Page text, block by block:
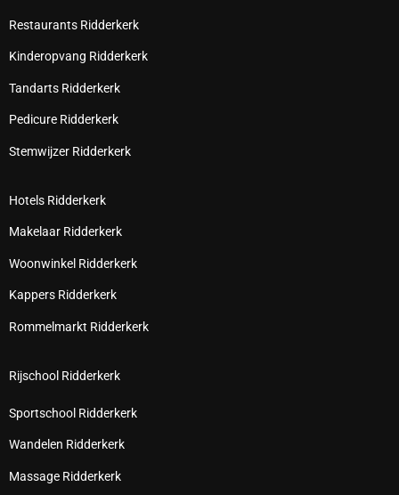
Restaurants Ridderkerk
Kinderopvang Ridderkerk
Tandarts Ridderkerk
Pedicure Ridderkerk
Stemwijzer Ridderkerk
Hotels Ridderkerk
Makelaar Ridderkerk
Woonwinkel Ridderkerk
Kappers Ridderkerk
Rommelmarkt Ridderkerk
Rijschool Ridderkerk
Sportschool Ridderkerk
Wandelen Ridderkerk
Massage Ridderkerk